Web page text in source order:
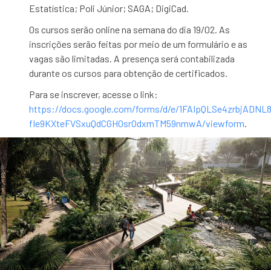
Estatística; Poli Júnior; SAGA; DigiCad.
Os cursos serão online na semana do dia 19/02. As
inscrições serão feitas por meio de um formulário e as
vagas são limitadas. A presença será contabilizada
durante os cursos para obtenção de certificados.
Para se inscrever, acesse o link:
https://docs.google.com/forms/d/e/
fIe9KXteFVSxuQdCGH0srOdxmTM59nmwA/viewform.